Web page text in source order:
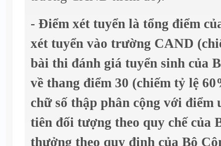
- Điểm xét tuyển là tổng điểm
xét tuyển vào trường CAND
bài thi đánh giá tuyển sinh của
về thang điểm 30 (chiếm tỷ lệ
chữ số thập phân cộng với
tiên đối tượng theo quy chế của
thưởng theo quy định của Bộ